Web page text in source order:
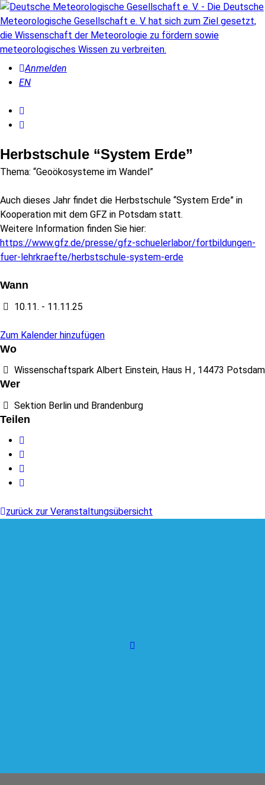
Anmelden
EN
Herbstschule “System Erde”
Thema: “Geoökosysteme im Wandel”
Auch dieses Jahr findet die Herbstschule “System Erde” in
Kooperation mit dem GFZ in Potsdam statt.
Weitere Information finden Sie hier:
https://www.gfz.de/presse/gfz-schuelerlabor/fortbildungen-
fuer-lehrkraefte/herbstschule-system-erde
Wann
10.11. - 11.11.25
Zum Kalender hinzufügen
Wo
Wissenschaftspark Albert Einstein, Haus H , 14473 Potsdam
Wer
Sektion Berlin und Brandenburg
Teilen
zurück zur Veranstaltungsübersicht